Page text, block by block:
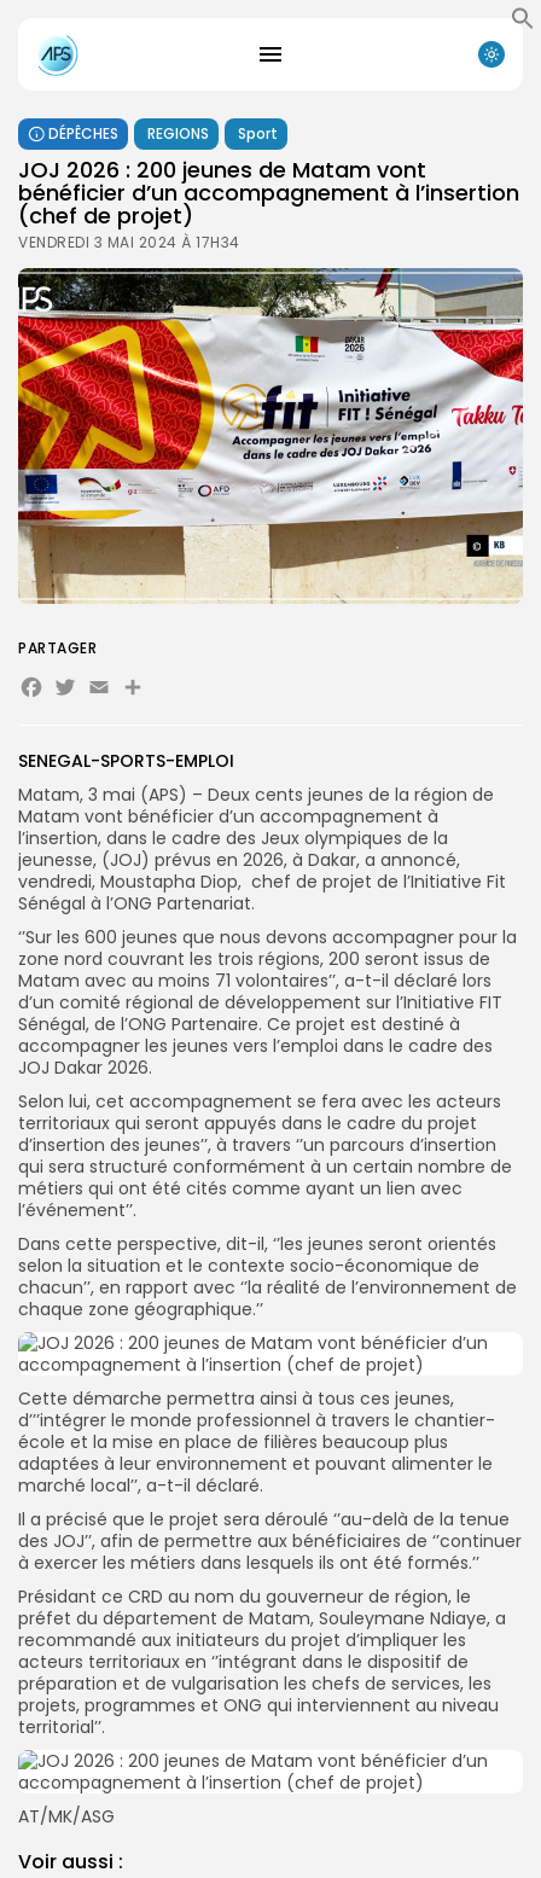
FR
DÉPÊCHES REGIONS Sport
JOJ 2026 : 200 jeunes de Matam vont
bénéficier d’un accompagnement à l’insertion
(chef de projet)
VENDREDI 3 MAI 2024 À 17H34
SENEGAL-SPORTS-EMPLOI
Matam, 3 mai (APS) – Deux cents jeunes de la région de
Matam vont bénéficier d’un accompagnement à
l’insertion, dans le cadre des Jeux olympiques de la
jeunesse, (JOJ) prévus en 2026, à Dakar, a annoncé,
vendredi, Moustapha Diop, chef de projet de l’Initiative Fit
Sénégal à l’ONG Partenariat.
‘’Sur les 600 jeunes que nous devons accompagner pour la
zone nord couvrant les trois régions, 200 seront issus de
Matam avec au moins 71 volontaires’’, a-t-il déclaré lors
d’un comité régional de développement sur l’Initiative FIT
Sénégal, de l’ONG Partenaire. Ce projet est destiné à
accompagner les jeunes vers l’emploi dans le cadre des
JOJ Dakar 2026.
Selon lui, cet accompagnement se fera avec les acteurs
territoriaux qui seront appuyés dans le cadre du projet
d’insertion des jeunes’’, à travers ‘’un parcours d’insertion
qui sera structuré conformément à un certain nombre de
métiers qui ont été cités comme ayant un lien avec
l’événement’’.
Dans cette perspective, dit-il, ‘’les jeunes seront orientés
selon la situation et le contexte socio-économique de
chacun’’, en rapport avec ‘’la réalité de l’environnement de
chaque zone géographique.’’
Cette démarche permettra ainsi à tous ces jeunes,
d’’’intégrer le monde professionnel à travers le chantier-
école et la mise en place de filières beaucoup plus
adaptées à leur environnement et pouvant alimenter le
marché local’’, a-t-il déclaré.
Il a précisé que le projet sera déroulé ‘’au-delà de la tenue
des JOJ’’, afin de permettre aux bénéficiaires de ‘’continuer
à exercer les métiers dans lesquels ils ont été formés.’’
Présidant ce CRD au nom du gouverneur de région, le
préfet du département de Matam, Souleymane Ndiaye, a
recommandé aux initiateurs du projet d’impliquer les
acteurs territoriaux en ‘’intégrant dans le dispositif de
préparation et de vulgarisation les chefs de services, les
projets, programmes et ONG qui interviennent au niveau
territorial’’.
AT/MK/ASG
Voir aussi :
PARTAGER
Facebook
Twitter
EmailPartager